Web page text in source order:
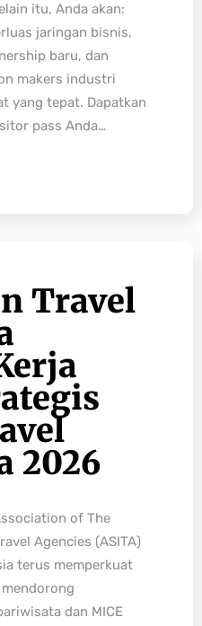
itu, Anda akan:
jaringan bisnis,
baru, dan
makers industri
yang tepat. Dapatkan
pass Anda…
Travel
2026
of The
Agencies (ASITA)
terus memperkuat
dan MICE